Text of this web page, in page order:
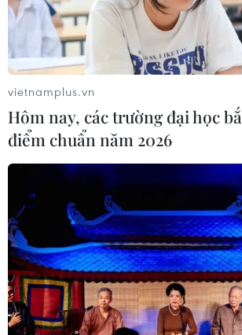
Mỹ can thiệp khẩn cấp, ngăn
Israel mở rộng đòn trừng phạt
Hezbollah
ngầm của Ukraine
NGHE
vietnamplus.vn
Hôm nay, các trường đại học
điểm chuẩn năm 2026